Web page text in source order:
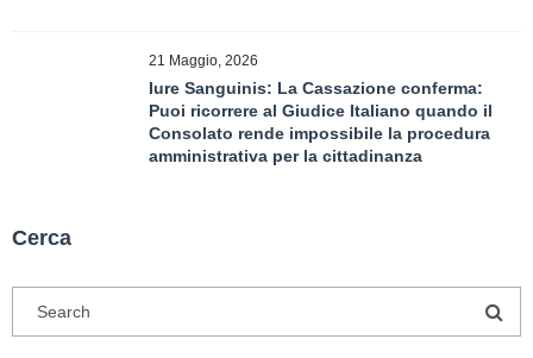
21 Maggio, 2026
Iure Sanguinis: La Cassazione conferma:
Puoi ricorrere al Giudice Italiano quando il
Consolato rende impossibile la procedura
amministrativa per la cittadinanza
Cerca